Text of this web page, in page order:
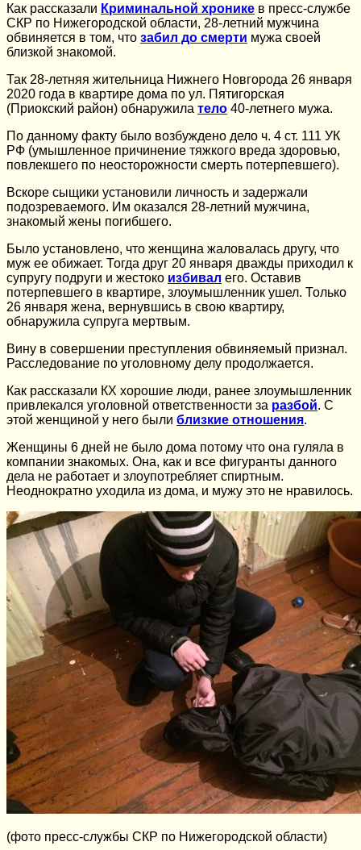
Как рассказали Криминальной хронике в пресс-службе
СКР по Нижегородской области, 28-летний мужчина
обвиняется в том, что забил до смерти мужа своей
близкой знакомой.
Так 28-летняя жительница Нижнего Новгорода 26 января
2020 года в квартире дома по ул. Пятигорская
(Приокский район) обнаружила тело 40-летнего мужа.
По данному факту было возбуждено дело ч. 4 ст. 111 УК
РФ (умышленное причинение тяжкого вреда здоровью,
повлекшего по неосторожности смерть потерпевшего).
Вскоре сыщики установили личность и задержали
подозреваемого. Им оказался 28-летний мужчина,
знакомый жены погибшего.
Было установлено, что женщина жаловалась другу, что
муж ее обижает. Тогда друг 20 января дважды приходил к
супругу подруги и жестоко избивал его. Оставив
потерпевшего в квартире, злоумышленник ушел. Только
26 января жена, вернувшись в свою квартиру,
обнаружила супруга мертвым.
Вину в совершении преступления обвиняемый признал.
Расследование по уголовному делу продолжается.
Как рассказали КХ хорошие люди, ранее злоумышленник
привлекался уголовной ответственности за разбой. С
этой женщиной у него были близкие отношения.
Женщины 6 дней не было дома потому что она гуляла в
компании знакомых. Она, как и все фигуранты данного
дела не работает и злоупотребляет спиртным.
Неоднократно уходила из дома, и мужу это не нравилось.
(фото пресс-службы СКР по Нижегородской области)